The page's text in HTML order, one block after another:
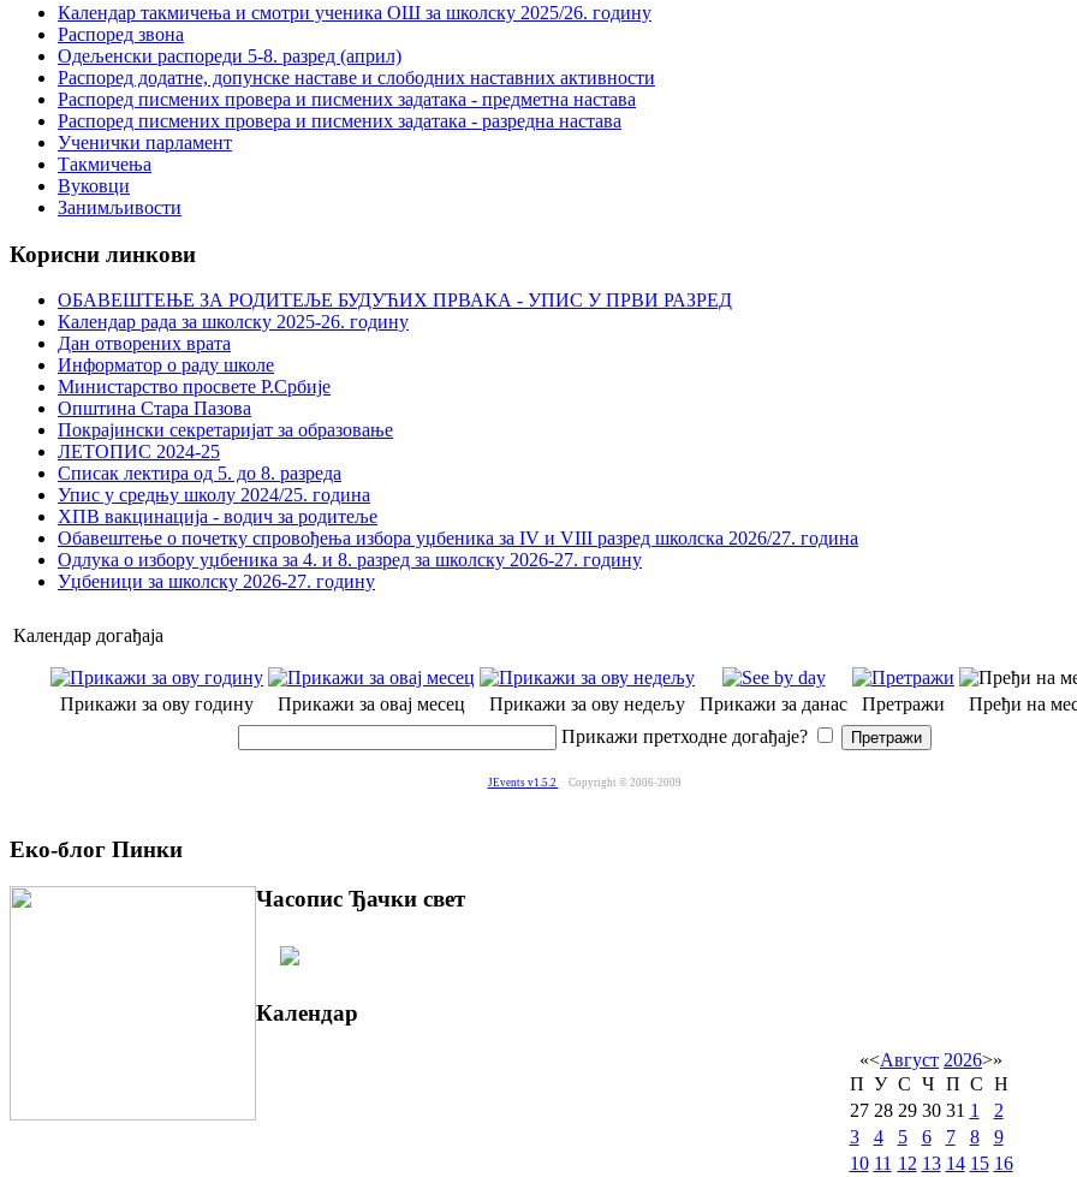
Календар такмичења и смотри ученика ОШ за школску 2025/26. годину
Распоред звона
Одељенски распореди 5-8. разред (април)
Распоред додатне, допунске наставе и слободних наставних активности
Распоред писмених провера и писмених задатака - предметна настава
Распоред писмених провера и писмених задатака - разредна настава
Ученички парламент
Такмичења
Вуковци
Занимљивости
Корисни линкови
ОБАВЕШТЕЊЕ ЗА РОДИТЕЉЕ БУДУЋИХ ПРВАКА - УПИС У ПРВИ РАЗРЕД
Календар рада за школску 2025-26. годину
Дан отворених врата
Информатор о раду школе
Министарство просвете Р.Србије
Општина Стара Пазова
Покрајински секретаријат за образовање
ЛЕТОПИС 2024-25
Списак лектира од 5. до 8. разреда
Упис у средњу школу 2024/25. година
ХПВ вакцинација - водич за родитеље
Обавештење о почетку спровођења избора уџбеника за IV и VIII разред школска 2026/27. година
Одлука о избору уџбеника за 4. и 8. разред за школску 2026-27. годину
Уџбеници за школску 2026-27. годину
Календар догађаја
Прикажи за ову годину Прикажи за овај месец Прикажи за ову недељу Прикажи за данас Претражи
Пређи на
Прикажи претходне догађаје?
JEvents v1.5.2 Copyright © 2006-2009
Еко-блог Пинки
Часопис Ђачки свет
Календар
«<Август 2026>»
П У С Ч П С Н
27 28 29 30 31 1
2
3
4 5 6 7 8
9
10 11 12 13 14 15 16